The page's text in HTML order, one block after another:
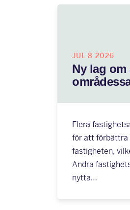
JUL 8 2026
Ny lag
Flera
för att förbättra
fastigheten,
Andra
nytta…